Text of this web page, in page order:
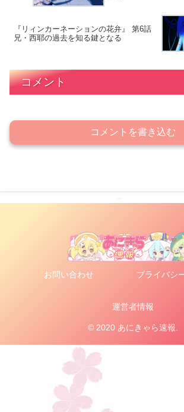
『リィンカーネーションの花弁』 第6話
兄・西耶の過去を知る鍵となる
コメント
コメントを書き込む
お問い合わせ
プライバシ
運営者情報
© 2020 あにきゃら速報.